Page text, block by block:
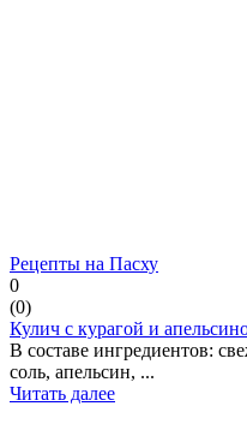
Рецепты на Пасху
0
(0)
Кулич с курагой и
В составе ингредиентов:
соль, апельсин, ...
Читать далее